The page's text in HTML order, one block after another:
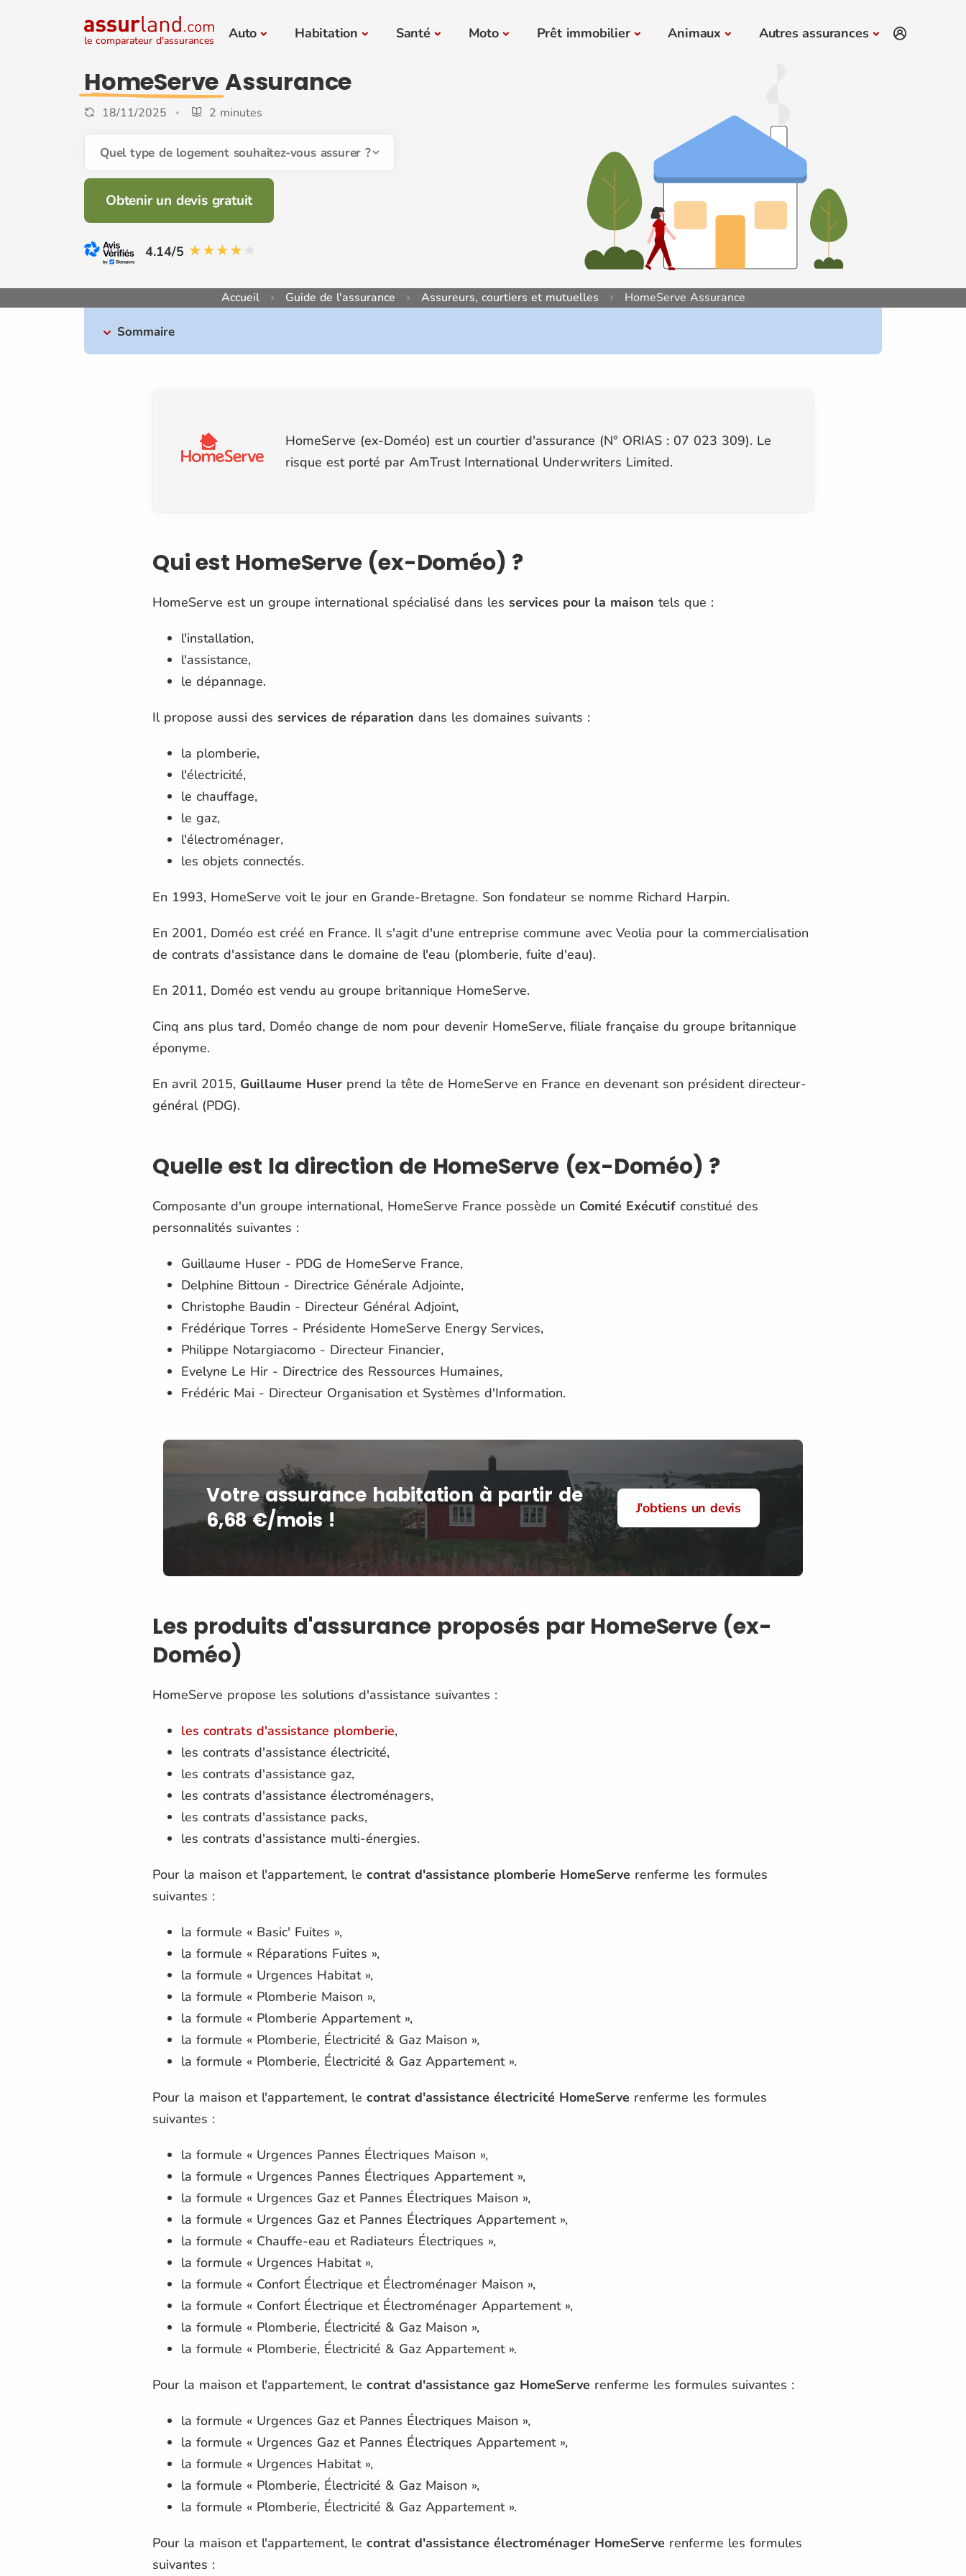
le comparateur d'assurances Auto Habitation Santé Moto Prêt immobilier Animaux Autres assurances
HomeServe Assurance
18/11/2025 2 minutes
Quel type de logement souhaitez-vous assurer ?
Obtenir un devis gratuit
4.14/5
Accueil Guide de l'assurance Assureurs, courtiers et mutuelles HomeServe Assurance
Sommaire
HomeServe (ex-Doméo) est un courtier d'assurance (N° ORIAS : 07 023 309). Le
risque est porté par AmTrust International Underwriters Limited.
Qui est HomeServe (ex-Doméo) ?
HomeServe est un groupe international spécialisé dans les services pour la maison tels que :
l'installation,
l'assistance,
le dépannage.
Il propose aussi des services de réparation dans les domaines suivants :
la plomberie,
l'électricité,
le chauffage,
le gaz,
l'électroménager,
les objets connectés.
En 1993, HomeServe voit le jour en Grande-Bretagne. Son fondateur se nomme Richard Harpin.
En 2001, Doméo est créé en France. Il s'agit d'une entreprise commune avec Veolia pour la commercialisation
de contrats d'assistance dans le domaine de l'eau (plomberie, fuite d'eau).
En 2011, Doméo est vendu au groupe britannique HomeServe.
Cinq ans plus tard, Doméo change de nom pour devenir HomeServe, filiale française du groupe britannique
éponyme.
En avril 2015, Guillaume Huser prend la tête de HomeServe en France en devenant son président directeur-
général (PDG).
Quelle est la direction de HomeServe (ex-Doméo) ?
Composante d'un groupe international, HomeServe France possède un Comité Exécutif constitué des
personnalités suivantes :
Guillaume Huser - PDG de HomeServe France,
Delphine Bittoun - Directrice Générale Adjointe,
Christophe Baudin - Directeur Général Adjoint,
Frédérique Torres - Présidente HomeServe Energy Services,
Philippe Notargiacomo - Directeur Financier,
Evelyne Le Hir - Directrice des Ressources Humaines,
Frédéric Mai - Directeur Organisation et Systèmes d'Information.
Votre assurance habitation à partir de
6,68 €/mois !
J'obtiens un devis
Les produits d'assurance proposés par HomeServe (ex-
Doméo)
HomeServe propose les solutions d'assistance suivantes :
les contrats d'assistance plomberie,
les contrats d'assistance électricité,
les contrats d'assistance gaz,
les contrats d'assistance électroménagers,
les contrats d'assistance packs,
les contrats d'assistance multi-énergies.
Pour la maison et l'appartement, le contrat d'assistance plomberie HomeServe renferme les formules
suivantes :
la formule « Basic' Fuites »,
la formule « Réparations Fuites »,
la formule « Urgences Habitat »,
la formule « Plomberie Maison »,
la formule « Plomberie Appartement »,
la formule « Plomberie, Électricité & Gaz Maison »,
la formule « Plomberie, Électricité & Gaz Appartement ».
Pour la maison et l'appartement, le contrat d'assistance électricité HomeServe renferme les formules
suivantes :
la formule « Urgences Pannes Électriques Maison »,
la formule « Urgences Pannes Électriques Appartement »,
la formule « Urgences Gaz et Pannes Électriques Maison »,
la formule « Urgences Gaz et Pannes Électriques Appartement »,
la formule « Chauffe-eau et Radiateurs Électriques »,
la formule « Urgences Habitat »,
la formule « Confort Électrique et Électroménager Maison »,
la formule « Confort Électrique et Électroménager Appartement »,
la formule « Plomberie, Électricité & Gaz Maison »,
la formule « Plomberie, Électricité & Gaz Appartement ».
Pour la maison et l'appartement, le contrat d'assistance gaz HomeServe renferme les formules suivantes :
la formule « Urgences Gaz et Pannes Électriques Maison »,
la formule « Urgences Gaz et Pannes Électriques Appartement »,
la formule « Urgences Habitat »,
la formule « Plomberie, Électricité & Gaz Maison »,
la formule « Plomberie, Électricité & Gaz Appartement ».
Pour la maison et l'appartement, le contrat d'assistance électroménager HomeServe renferme les formules
suivantes :